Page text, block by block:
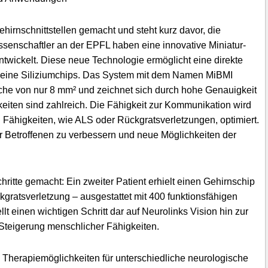
gemacht und steht kurz davor, die
an der EPFL haben eine innovative Miniatur-
Diese neue Technologie ermöglicht eine direkte
Siliziumchips. Das System mit dem Namen MiBMI
von nur 8 mm² und zeichnet sich durch hohe Genauigkeit
sind zahlreich. Die Fähigkeit zur Kommunikation wird
wie ALS oder Rückgratsverletzungen, optimiert.
zu verbessern und neue Möglichkeiten der
gemacht: Ein zweiter Patient erhielt einen Gehirnschip
– ausgestattet mit 400 funktionsfähigen
einen wichtigen Schritt dar auf Neurolinks Vision hin zur
menschlicher Fähigkeiten.
für unterschiedliche neurologische